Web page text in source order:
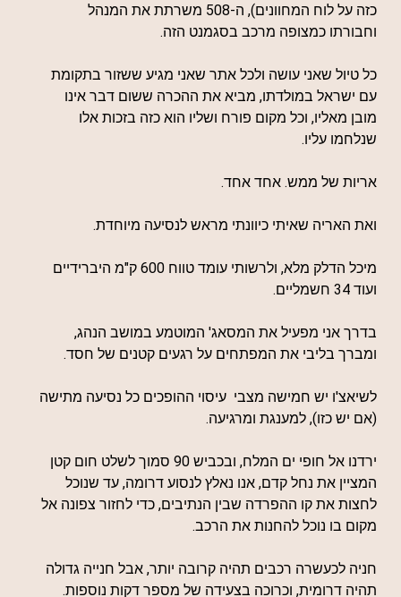
כזה על לוח המחוונים), ה-508 משרתת את המנהל
וחבורתו כמצופה מרכב בסגמנט הזה.
כל טיול שאני עושה ולכל אתר שאני מגיע ששזור בתקומת
עם ישראל במולדתו, מביא את ההכרה ששום דבר אינו
מובן מאליו, וכל מקום פורח ושליו הוא כזה בזכות אלו
שנלחמו עליו.
אריות של ממש. אחד אחד.
ואת האריה שאיתי כיוונתי מראש לנסיעה מיוחדת.
מיכל הדלק מלא, ולרשותי עומד טווח 600 ק"מ היברידיים
ועוד 34 חשמליים.
בדרך אני מפעיל את המסאג' המוטמע במושב הנהג,
ומברך בליבי את המפתחים על רגעים קטנים של חסד.
לשיאצ'ו יש חמישה מצבי עיסוי ההופכים כל נסיעה מתישה
(אם יש כזו), למענגת ומרגיעה.
ירדנו אל חופי ים המלח, ובכביש 90 סמוך לשלט חום קטן
המציין את נחל קדם, אנו נאלץ לנסוע דרומה, עד שנוכל
לחצות את קו ההפרדה שבין הנתיבים, כדי לחזור צפונה אל
מקום בו נוכל להחנות את הרכב.
חניה לכעשרה רכבים תהיה קרובה יותר, אבל חנייה גדולה
תהיה דרומית, וכרוכה בצעידה של מספר דקות נוספות.